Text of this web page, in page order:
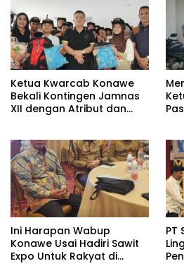
Ketua Kwarcab Konawe
Bekali Kontingen Jamnas
XII dengan Atribut dan
Ini Harapan Wabup
Konawe Usai Hadiri Sawit
Expo Untuk Rakyat di
PT